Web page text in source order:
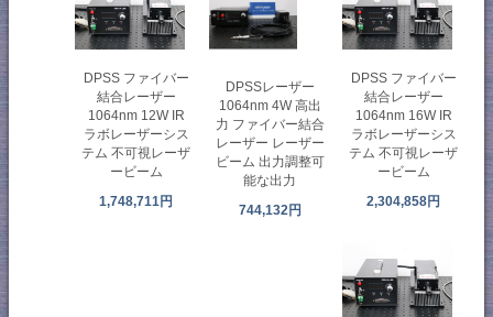
DPSS ファイバー
結合レーザー
1064nm 12W IR
ラボレーザーシス
テム 不可視レーザ
ービーム
1,748,711円
DPSSレーザー
1064nm 4W 高出
力 ファイバー結合
レーザー レーザー
ビーム 出力調整可
能な出力
744,132円
DPSS ファイバー
結合レーザー
1064nm 16W IR
ラボレーザーシス
テム 不可視レーザ
ービーム
2,304,858円